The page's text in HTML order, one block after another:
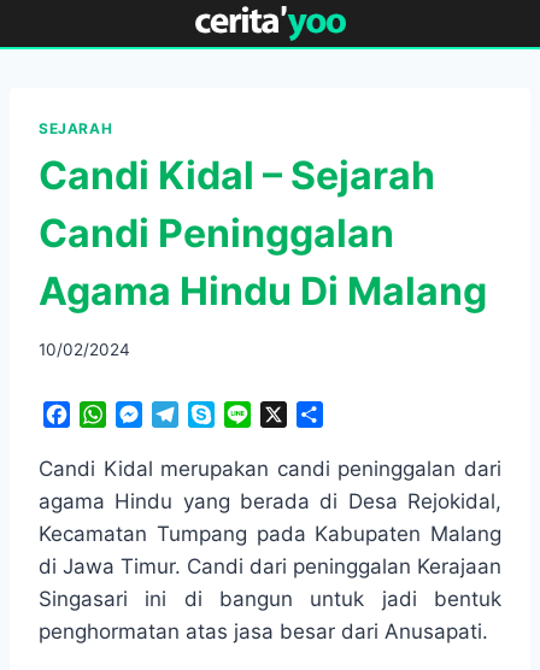
to
SEJARAH
Candi Kidal – Sejarah
Candi Peninggalan
Agama Hindu Di Malang
10/02/2024
c
e
o
o
k
W
a
A
p
p
M
s
s
n
g
e
r
l
e
g
r
a
m
y
p
e
n
e
a
r
e
Candi Kidal merupakan candi peninggalan dari
agama Hindu yang berada di Desa Rejokidal,
Kecamatan Tumpang pada Kabupaten Malang
di Jawa Timur. Candi dari peninggalan Kerajaan
Singasari ini di bangun untuk jadi bentuk
penghormatan atas jasa besar dari Anusapati.